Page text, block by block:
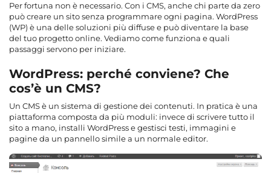
Per fortuna non è necessario. Con i CMS, anche chi parte da zero
può creare un sito senza programmare ogni pagina. WordPress
(WP) è una delle soluzioni più diffuse e può diventare la base
del tuo progetto online. Vediamo come funziona e quali
passaggi servono per iniziare.
WordPress: perché conviene? Che
cos’è un CMS?
Un CMS è un sistema di gestione dei contenuti. In pratica è una
piattaforma composta da più moduli: invece di scrivere tutto il
sito a mano, installi WordPress e gestisci testi, immagini e
pagine da un pannello simile a un normale editor.